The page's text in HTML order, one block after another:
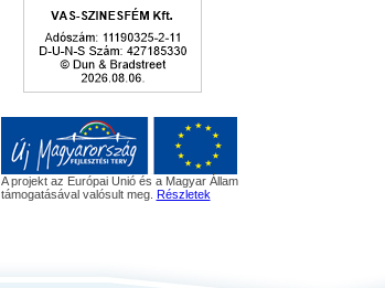
A projekt az Európai Unió és a Magyar Állam
támogatásával valósult meg. Részletek